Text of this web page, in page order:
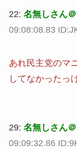
22: 名無しさん
09:08:08.83
あれ民主党のマ
してなかったっ
29: 名無しさん
09:09:32.86